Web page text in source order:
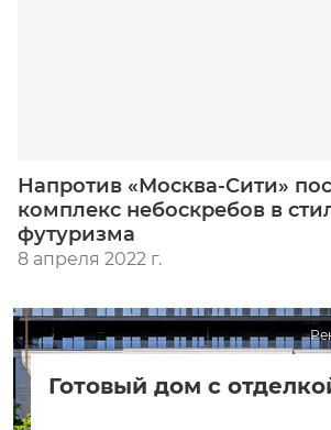
Напротив «Москва-Сити»
комплекс небоскребов в
футуризма
8 апреля 2022 г.
Готовый дом с